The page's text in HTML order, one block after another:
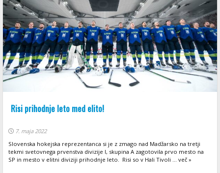
Risi prihodnje leto med elito!
7. maja 2022
Slovenska hokejska reprezentanca si je z zmago nad Madžarsko na tretji
tekmi svetovnega prvenstva divizije I, skupina A zagotovila prvo mesto na
SP in mesto v elitni diviziji prihodnje leto. Risi so v Hali Tivoli ... več »